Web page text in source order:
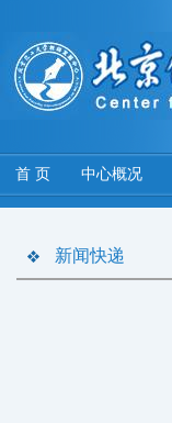
首 页 中心概况
新闻快递